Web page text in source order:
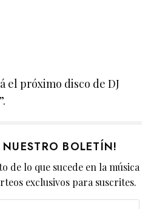
el próximo disco de DJ
NUESTRO BOLETÍN!
de lo que sucede en la música
exclusivos para suscrites.